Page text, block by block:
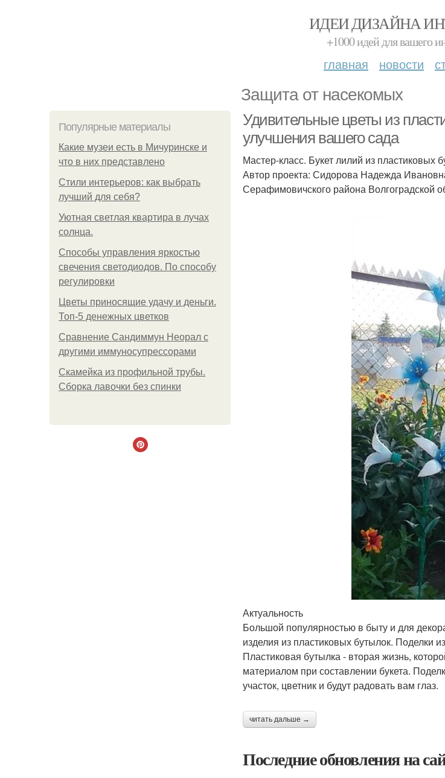
ИДЕИ ДИЗАЙНА
+1000 идей для вашего
главная новости
Защита от насекомых
Популярные материалы
Какие музеи есть в Мичуринске и
что в них представлено
Стили интерьеров: как выбрать
лучший для себя?
Уютная светлая квартира в лучах
солнца.
Способы управления яркостью
свечения светодиодов. По способу
регулировки
Цветы приносящие удачу и деньги.
Топ-5 денежных цветков
Сравнение Сандиммун Неорал с
другими иммуносупрессорами
Скамейка из профильной трубы.
Сборка лавочки без спинки
Удивительные цветы из
улучшения вашего сада
Мастер-класс. Букет лилий из пластиковых
Автор проекта: Сидорова Надежда
Серафимовичского района Волгоградской
Актуальность
Большой популярностью в быту и для
изделия из пластиковых бутылок. Поделки
Пластиковая бутылка - вторая жизнь,
материалом при составлении букета.
участок, цветник и будут радовать вам глаз.
читать дальше →
Последние обновления на